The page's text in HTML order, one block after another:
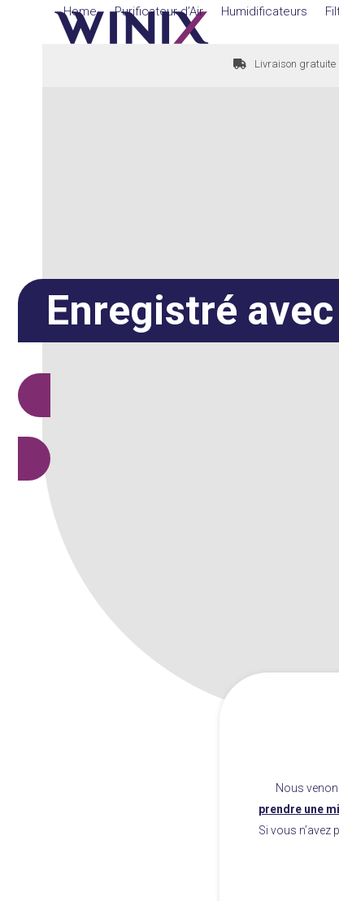
Home Purificateur d’Air Humidificateurs
Livraison gratuite
Enregistré
Nous
prendre une
Si vous n’avez